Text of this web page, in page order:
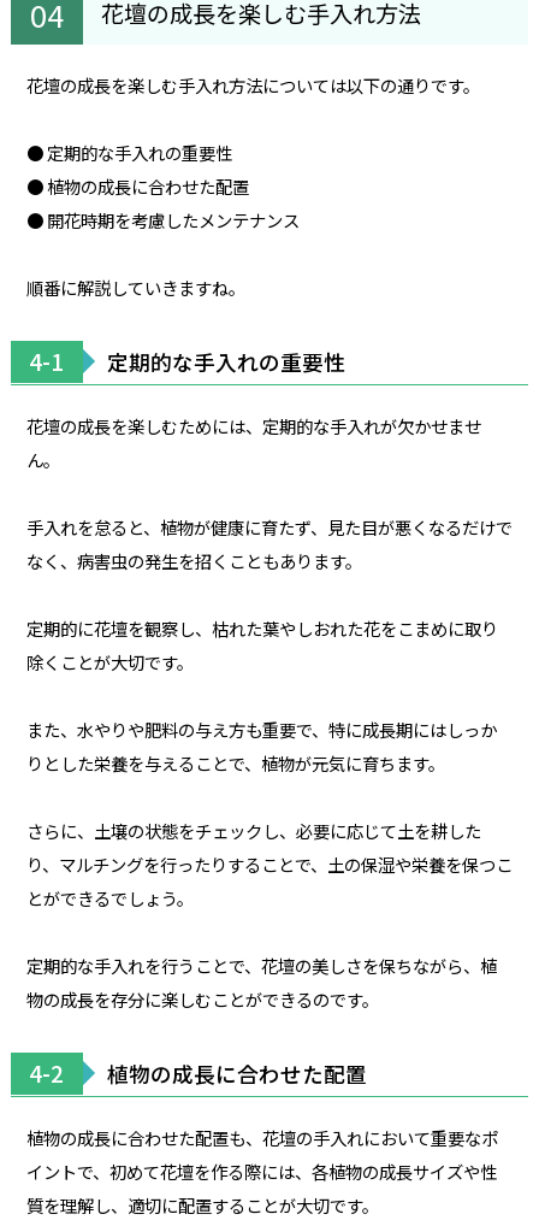
花壇の成長を楽しむ手入れ方法
花壇の成長を楽しむ手入れ方法については以下の通りです。
● 定期的な手入れの重要性
● 植物の成長に合わせた配置
● 開花時期を考慮したメンテナンス
順番に解説していきますね。
4-1 定期的な手入れの重要性
花壇の成長を楽しむためには、定期的な手入れが欠かせませ
ん。
手入れを怠ると、植物が健康に育たず、見た目が悪くなるだけで
なく、病害虫の発生を招くこともあります。
定期的に花壇を観察し、枯れた葉やしおれた花をこまめに取り
除くことが大切です。
また、水やりや肥料の与え方も重要で、特に成長期にはしっか
りとした栄養を与えることで、植物が元気に育ちます。
さらに、土壌の状態をチェックし、必要に応じて土を耕した
り、マルチングを行ったりすることで、土の保湿や栄養を保つこ
とができるでしょう。
定期的な手入れを行うことで、花壇の美しさを保ちながら、植
物の成長を存分に楽しむことができるのです。
4-2 植物の成長に合わせた配置
植物の成長に合わせた配置も、花壇の手入れにおいて重要なポ
イントで、初めて花壇を作る際には、各植物の成長サイズや性
質を理解し、適切に配置することが大切です。